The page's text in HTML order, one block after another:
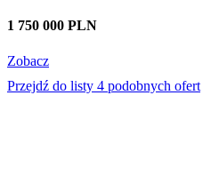
1 750 000 PLN
Zobacz
Przejdź do listy 4 podobnych ofert